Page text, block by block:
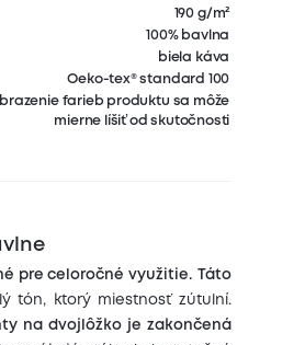
190 g/m²
100% bavlna
biela káva
Oeko-tex® standard 100
farieb produktu sa môže
mierne líšiť od skutočnosti
pre celoročné využitie. Táto
tón, ktorý miestnosť zútulní.
na dvojlôžko je zakončená